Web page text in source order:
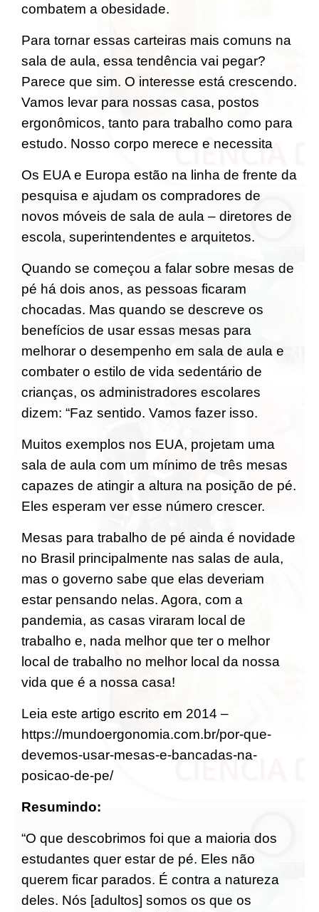
combatem a obesidade.
Para tornar essas carteiras mais comuns na
sala de aula, essa tendência vai pegar?
Parece que sim. O interesse está crescendo.
Vamos levar para nossas casa, postos
ergonômicos, tanto para trabalho como para
estudo. Nosso corpo merece e necessita
Os EUA e Europa estão na linha de frente da
pesquisa e ajudam os compradores de
novos móveis de sala de aula – diretores de
escola, superintendentes e arquitetos.
Quando se começou a falar sobre mesas de
pé há dois anos, as pessoas ficaram
chocadas. Mas quando se descreve os
benefícios de usar essas mesas para
melhorar o desempenho em sala de aula e
combater o estilo de vida sedentário de
crianças, os administradores escolares
dizem: “Faz sentido. Vamos fazer isso.
Muitos exemplos nos EUA, projetam uma
sala de aula com um mínimo de três mesas
capazes de atingir a altura na posição de pé.
Eles esperam ver esse número crescer.
Mesas para trabalho de pé ainda é novidade
no Brasil principalmente nas salas de aula,
mas o governo sabe que elas deveriam
estar pensando nelas. Agora, com a
pandemia, as casas viraram local de
trabalho e, nada melhor que ter o melhor
local de trabalho no melhor local da nossa
vida que é a nossa casa!
Leia este artigo escrito em 2014 –
https://mundoergonomia.com.br/por-que-
devemos-usar-mesas-e-bancadas-na-
posicao-de-pe/
Resumindo:
“O que descobrimos foi que a maioria dos
estudantes quer estar de pé. Eles não
querem ficar parados. É contra a natureza
deles. Nós [adultos] somos os que os